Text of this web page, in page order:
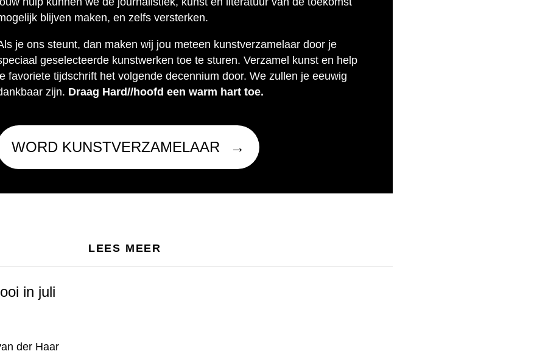
blijven maken, en zelfs versterken.
je ons steunt, dan maken wij jou meteen kunstverzamelaar door je
geselecteerde kunstwerken toe te sturen. Verzamel kunst en help
favoriete tijdschrift het volgende decennium door. We zullen je eeuwig
zijn. Draag Hard//hoofd een warm hart toe.
WORD KUNSTVERZAMELAAR
LEES MEER
in juli
der Haar